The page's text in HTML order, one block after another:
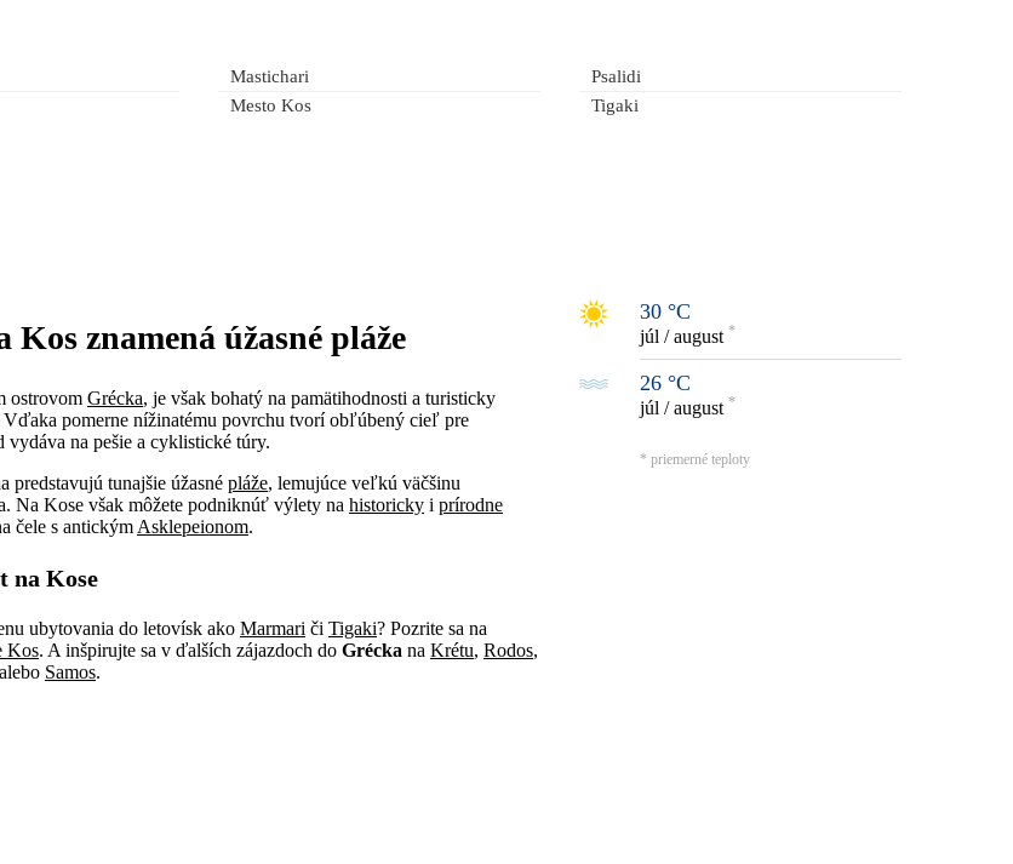
Mastichari
Mesto Kos
Psalidi
Tigaki
30 °C
júl / august *
26 °C
júl / august *
* priemerné teploty
Kos znamená úžasné pláže
ostrovom Grécka, je však bohatý na pamätihodnosti a turisticky
Vďaka pomerne nížinatému povrchu tvorí obľúbený cieľ pre
vydáva na pešie a cyklistické túry.
predstavujú tunajšie úžasné pláže, lemujúce veľkú väčšinu
Na Kose však môžete podniknúť výlety na historicky i prírodne
čele s antickým Asklepeionom.
na Kose
ubytovania do letovísk ako Marmari či Tigaki? Pozrite sa na
Kos. A inšpirujte sa v ďalších zájazdoch do Grécka na Krétu, Rodos,
alebo Samos.